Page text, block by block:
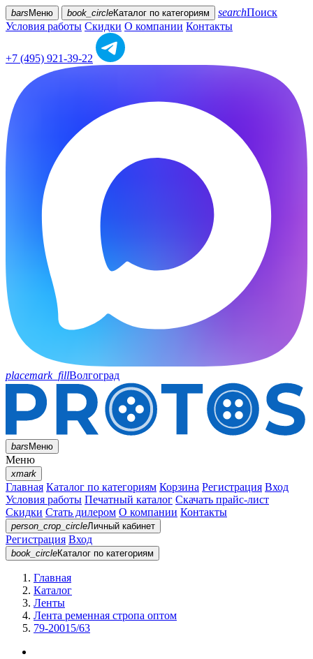
bars Меню book_circleКаталог по категориям searchПоиск
Условия работы Скидки О компании Контакты
+7 (495) 921-39-22
placemark_fillВолгоград
barsМеню
Меню
xmark
Главная Каталог по категориям Корзина Регистрация Вход
Условия работы Печатный каталог Скачать прайс-лист
Скидки Стать дилером О компании Контакты
person_crop_circleЛичный кабинет
Регистрация Вход
book_circleКаталог по категориям
Главная
Каталог
Ленты
Лента ременная стропа оптом
79-20015/63